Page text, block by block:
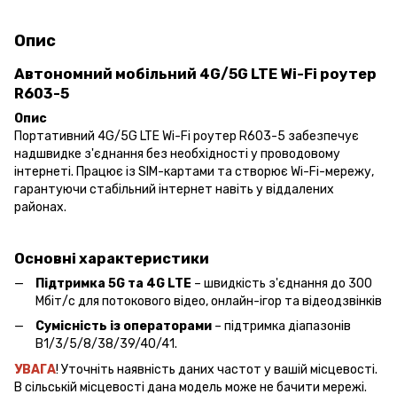
Опис
Автономний мобільний 4G/5G LTE Wi-Fi роутер
R603-5
Опис
Портативний 4G/5G LTE Wi-Fi роутер R603-5 забезпечує
надшвидке з'єднання без необхідності у проводовому
інтернеті. Працює із SIM-картами та створює Wi-Fi-мережу,
гарантуючи стабільний інтернет навіть у віддалених
районах.
Основні характеристики
Підтримка 5G та 4G LTE – швидкість з'єднання до 300
Мбіт/с для потокового відео, онлайн-ігор та відеодзвінків
Сумісність із операторами – підтримка діапазонів
B1/3/5/8/38/39/40/41.
УВАГА! Уточніть наявність даних частот у вашій місцевості.
В сільській місцевості дана модель може не бачити мережі.